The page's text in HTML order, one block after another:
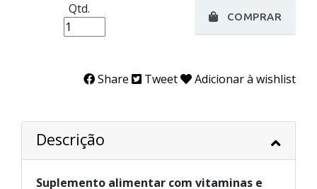
Qtd.
COMPRAR
Share Tweet Adicionar à wishlist
Descrição
Suplemento alimentar com vitaminas e